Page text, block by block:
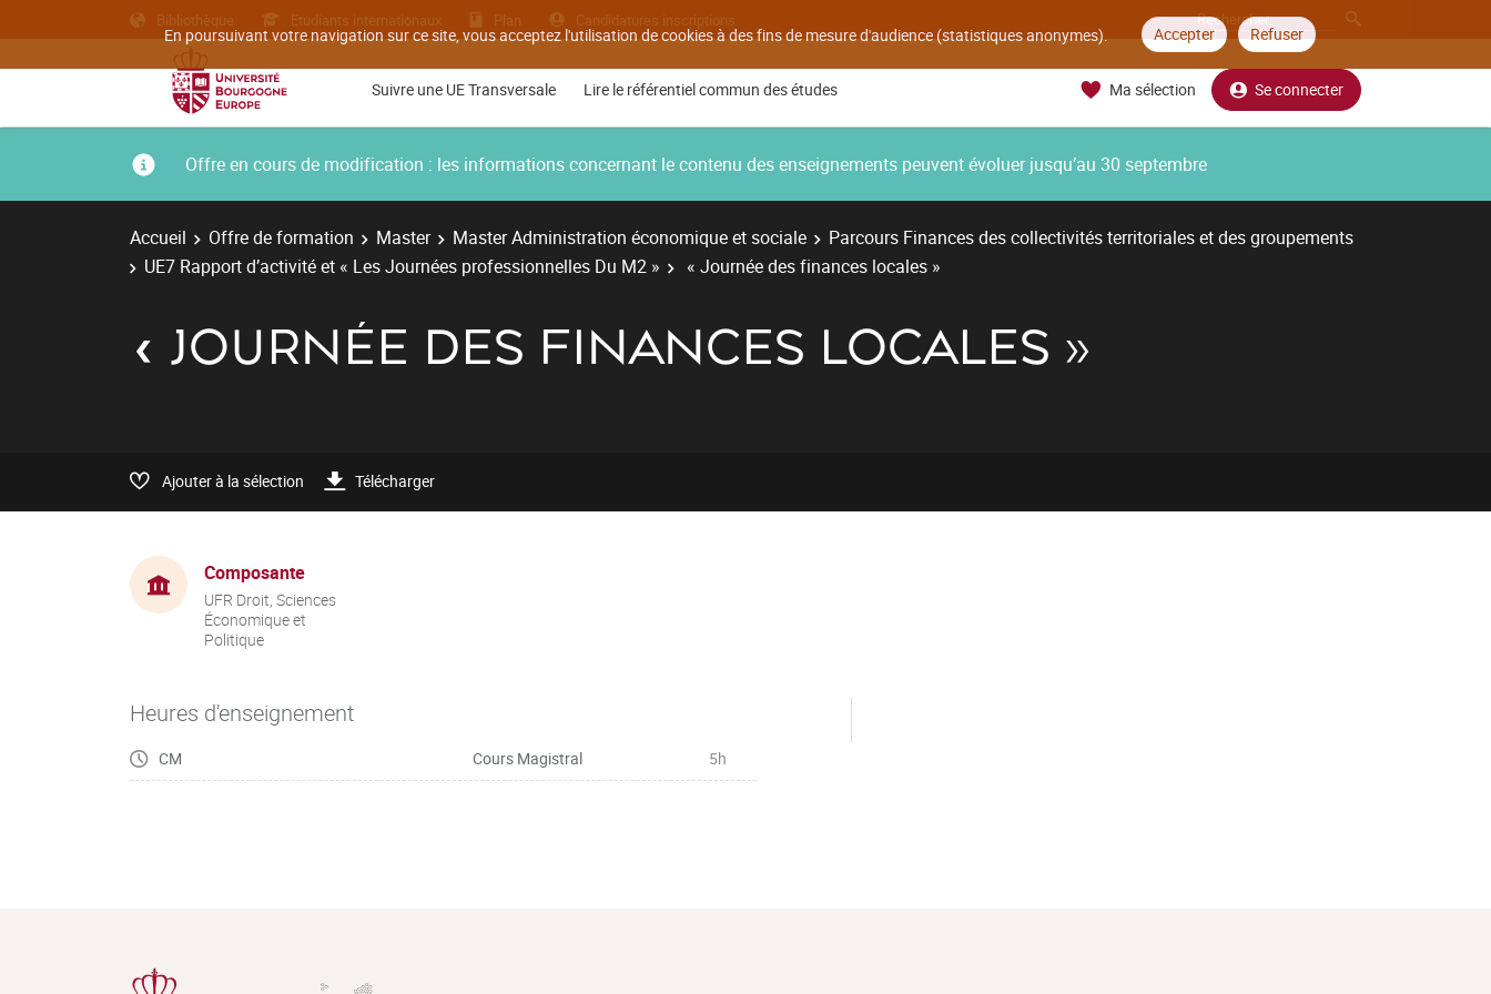
En poursuivant votre navigation sur ce site, vous acceptez l'utilisation de cookies à des fins de mesure d'audience (statistiques anonymes). Accepter Refuser
Bibliothèque Etudiants internationaux Plan Candidatures inscriptions
Suivre une UE Transversale Lire le référentiel commun des études Ma sélection Se connecter
Offre en cours de modification : les informations concernant le contenu des enseignements peuvent évoluer jusqu’au 30 septembre
Accueil Offre de formation Master Master Administration économique et sociale
Parcours Finances des collectivités territoriales et des groupements
UE7 Rapport d’activité et « Les Journées professionnelles Du M2 »
« Journée des finances locales »
« JOURNÉE DES FINANCES LOCALES »
Ajouter à la sélection Télécharger
Composante
UFR Droit, Sciences
Économique et
Politique
Heures d'enseignement
CM Cours Magistral 5h